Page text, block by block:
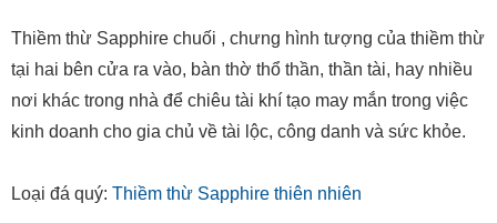
Thiềm thừ Sapphire chuối , chưng hình tượng của thiềm thừ
tại hai bên cửa ra vào, bàn thờ thổ thần, thần tài, hay nhiều
nơi khác trong nhà để chiêu tài khí tạo may mắn trong việc
kinh doanh cho gia chủ về tài lộc, công danh và sức khỏe.
Loại đá quý: Thiềm thừ Sapphire thiên nhiên